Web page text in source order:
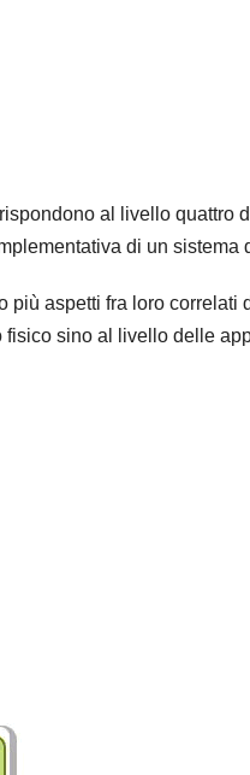
al livello quattro
di un sistema
più aspetti fra loro
sino al livello delle